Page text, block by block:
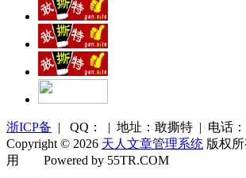
浙ICP备 | QQ： | 地址：敢撕特 | 电话：
Copyright © 2026 天人文章管理系统 版权所
用
Powered by 55TR.COM